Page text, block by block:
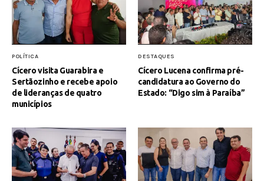
POLÍTICA
Cícero visita Guarabira e
Sertãozinho e recebe apoio
de lideranças de quatro
municípios
DESTAQUES
Cícero Lucena confirma pré-
candidatura ao Governo do
Estado: “Digo sim à Paraíba”